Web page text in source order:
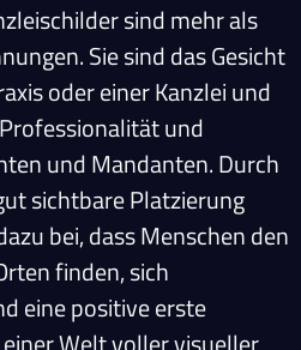
sind mehr als
Sie sind das Gesicht
oder einer Kanzlei und
und
und Mandanten. Durch
sichtbare Platzierung
bei, dass Menschen den
finden, sich
eine positive erste